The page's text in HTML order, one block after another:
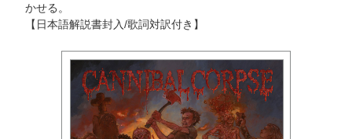
かせる。
【日本語解説書封入/歌詞対訳付き】